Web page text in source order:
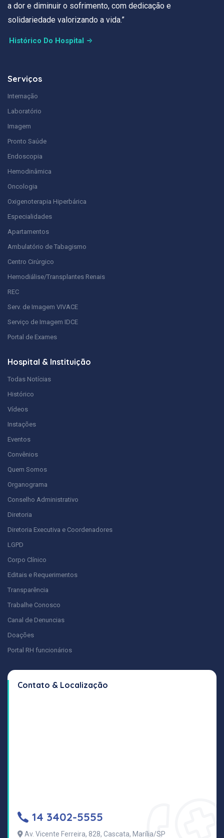
a dor e diminuir o sofrimento, com dedicação e
solidariedade valorizando a vida.”
Histórico Do Hospital
Serviços
Internação
Laboratório
Imagem
Pronto Saúde
Endoscopia
Hemodinâmica
Oncologia
Oxigenoterapia Hiperbárica
Especialidades
Apartamentos
Ambulatório de Tabagismo
Centro Cirúrgico
Hemodiálise/Transplantes Renais
REC
Serv. de Imagem VIVACE
Serviço de Imagem IDCE
Portal de Exames
Hospital & Instituição
Todas Notícias
Histórico
Vídeos
Instações
Eventos
Convênios
Quem Somos
Organograma
Conselho Administrativo
Diretoria
Diretoria Executiva e Coordenadores
LGPD
Corpo Clínico
Editais e Requerimentos
Transparência
Trabalhe Conosco
Canal de Denuncias
Doações
Portal RH funcionários
Contato & Localização
14 3402-5555
Av. Vicente Ferreira, 828, Cascata, Marília/SP